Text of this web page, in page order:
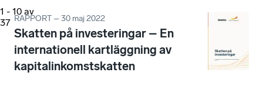
1 - 10 av
37 RAPPORT – 30 maj 2022
Skatten på investeringar – En
internationell kartläggning av
kapitalinkomstskatten